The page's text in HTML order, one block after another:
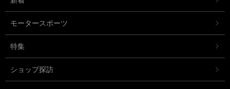
モータースポーツ
特集
ショップ探訪